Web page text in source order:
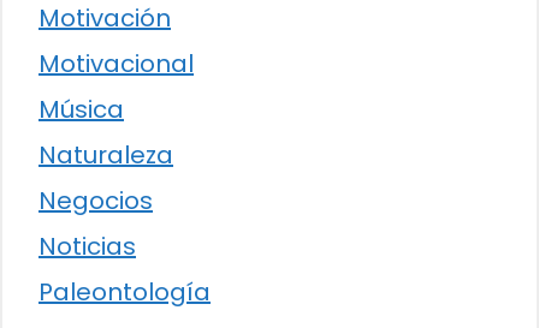
Motivación
Motivacional
Música
Naturaleza
Negocios
Noticias
Paleontología